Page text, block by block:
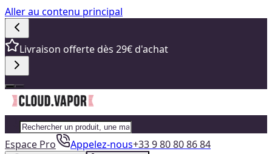
Aller au contenu principal
Livraison offerte dès 29€ d'achat
Espace Pro Appelez-nous+33 9 80 80 86 84